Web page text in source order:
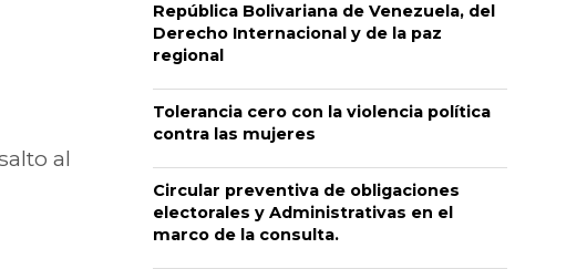
al
República Bolivariana de Venezuela, del
Derecho Internacional y de la paz
regional
Tolerancia cero con la violencia política
contra las mujeres
Circular preventiva de obligaciones
electorales y Administrativas en el
marco de la consulta.